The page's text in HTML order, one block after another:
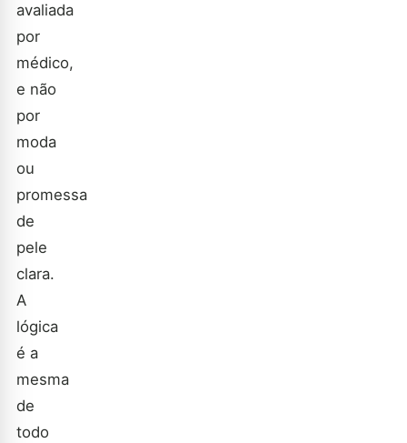
avaliada
por
médico,
e não
por
moda
ou
promessa
de
pele
clara.
A
lógica
é a
mesma
de
todo